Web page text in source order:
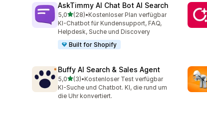
AskTimmy AI Chat Bot AI Search
5,0von 5 Sternen
(28)
28 Rezensionen insgesamt
•Kostenloser Plan verfügbar
KI-Chatbot für Kundensupport, FAQ,
Helpdesk, Suche und Discovery
Built for Shopify
Buffy AI Search & Sales Agent
5,0von 5 Sternen
(3)
3 Rezensionen insgesamt
•Kostenloser Test verfügbar
KI-Suche und Chatbot. KI, die rund um
die Uhr konvertiert.